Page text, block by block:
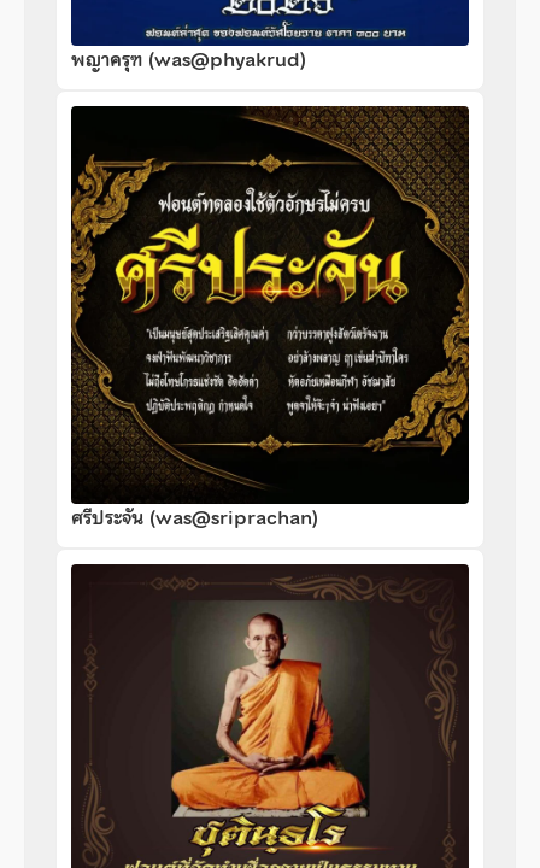
พญาครุฑ (was@phyakrud)
ศรีประจัน (was@sriprachan)